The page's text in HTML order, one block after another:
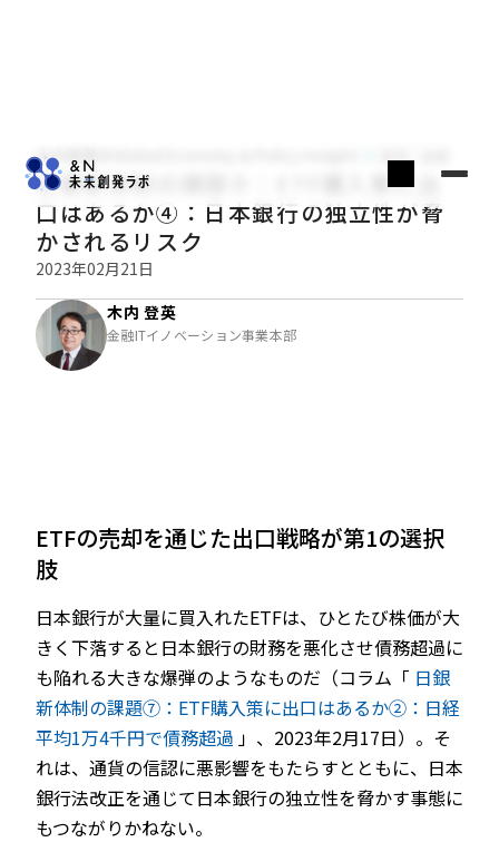
木内登英のGlobal Economy & Policy Insight
日銀新体制の課題⑨：ETF購入策に出
口はあるか④：日本銀行の独立性が脅
かされるリスク
2023年02月21日
木内 登英
金融ITイノベーション事業本部
ETFの売却を通じた出口戦略が第1の選択
肢
日本銀行が大量に買入れたETFは、ひとたび株価が大
きく下落すると日本銀行の財務を悪化させ債務超過に
も陥れる大きな爆弾のようなものだ（コラム「 日銀
新体制の課題⑦：ETF購入策に出口はあるか②：日経
平均1万4千円で債務超過 」、2023年2月17日）。そ
れは、通貨の信認に悪影響をもたらすとともに、日本
銀行法改正を通じて日本銀行の独立性を脅かす事態に
もつながりかねない。